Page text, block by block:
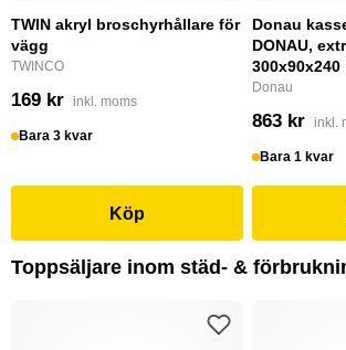
TWIN akryl broschyrhållare för
vägg
TWINCO
169 kr inkl. moms
Bara 3 kvar
Köp
Donau
DONAU,
300x90x240
Donau
863 kr inkl.
Bara 1 kvar
Toppsäljare inom städ- &